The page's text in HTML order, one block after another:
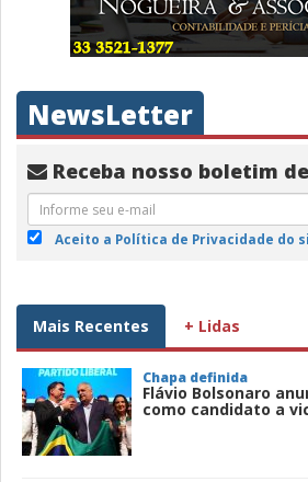
NewsLetter
Receba nosso boletim
Aceito a Política de Privacidade do
Mais Recentes + Lidas
Chapa definida
Flávio Bolsonaro
como candidato a